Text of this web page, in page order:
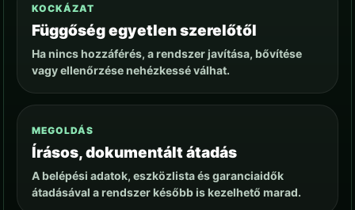
KOCKÁZAT
Függőség egyetlen szerelőtől
Ha nincs hozzáférés, a rendszer javítása, bővítése
vagy ellenőrzése nehézkessé válhat.
MEGOLDÁS
Írásos, dokumentált átadás
A belépési adatok, eszközlista és garanciaidők
átadásával a rendszer később is kezelhető marad.